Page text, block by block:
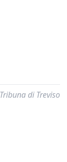
di Treviso